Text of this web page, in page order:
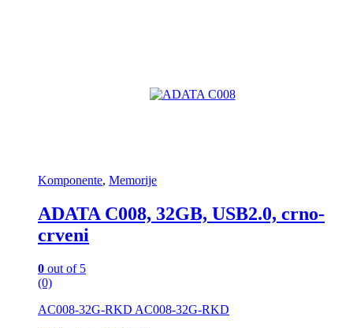
Komponente, Memorije
ADATA C008, 32GB, USB2.0, crno-
crveni
0 out of 5
(0)
AC008-32G-RKD AC008-32G-RKD